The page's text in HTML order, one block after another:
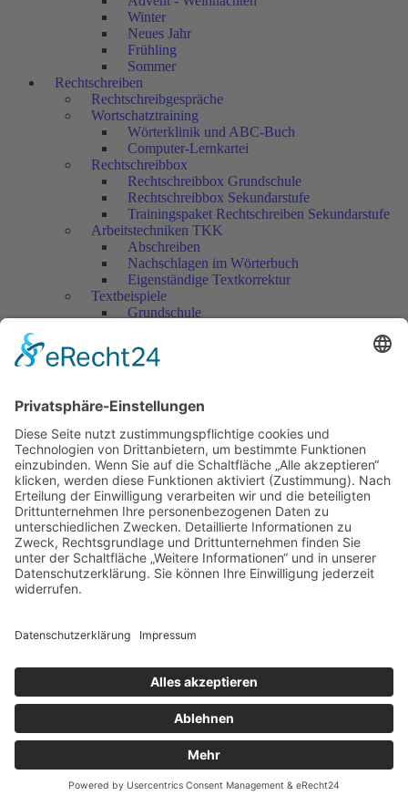
Winter
Neues Jahr
Frühling
Sommer
Rechtschreiben
Rechtschreibgespräche
Wortschatztraining
Wörterklinik und ABC-Buch
Computer-Lernkartei
Rechtschreibbox
Rechtschreibbox Grundschule
Rechtschreibbox Sekundarstufe
Trainingspaket Rechtschreiben Sekundarstufe
Arbeitstechniken TKK
Abschreiben
Nachschlagen im Wörterbuch
Eigenständige Textkorrektur
Textbeispiele
Grundschule
Überprüfen, bewerten...
Grundschule
LRS, Legasthenie
Häufige Wörter üben
Arbeitstechniken trainieren
Übungsschwerpunkte setzen
Konzentrationsübungen
Materialien Dieck-Verlag
Lesen
Lesezeit
Blitzlesen
Leselisten
Lese-Hör-Texte
Texte von Lehrerinnen
Fabeln
Texte der Weltliteratur
Gedichte
Sprüche und Spiele
Lieder
Advent, Weihnachten
Winter
Lesetandem